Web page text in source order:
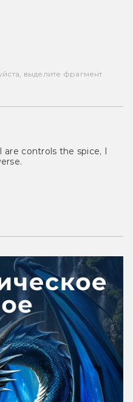
выделите фрагмент
controls the spice, I